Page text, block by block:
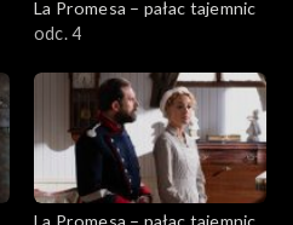
La Promesa – pałac tajemnic
odc. 4
La Promesa – pałac tajemnic